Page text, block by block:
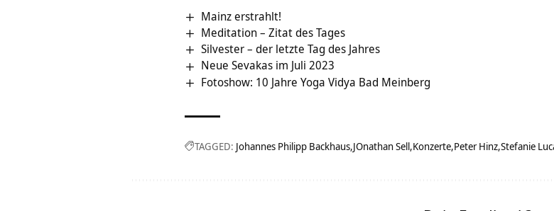
Mainz erstrahlt!
Meditation – Zitat des Tages
Silvester – der letzte Tag des Jahres
Neue Sevakas im Juli 2023
Fotoshow: 10 Jahre Yoga Vidya Bad Meinberg
TAGGED: Johannes Philipp Backhaus JOnathan Sell Konzerte Peter Hinz Stefanie